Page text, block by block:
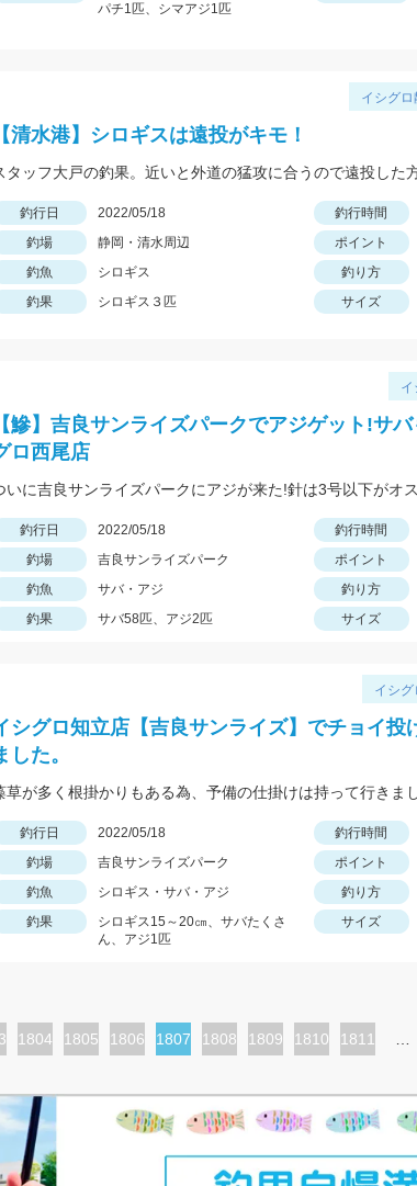
パチ1匹、シマアジ1匹
イシグ
【清水港】シロギスは遠投がキモ！
釣行日 2022/05/18 釣行時間
釣場
静岡・清水周辺
ポイント
釣魚
シロギス 釣り方
釣果
シロギス３匹 サイズ
イ
【鰺】吉良サンライズパークでアジゲット!サ
ロ西尾店
釣行日 2022/05/18 釣行時間
釣場
吉良サンライズパーク
ポイント
釣魚
サバ・アジ 釣り方
釣果
サバ58匹、アジ2匹 サイズ
イシ
シグロ知立店【吉良サンライズ】でチョイ投
した。
釣行日 2022/05/18 釣行時間
釣場
吉良サンライズパーク
ポイント
釣魚
シロギス・サバ・アジ 釣り方
釣果
シロギス15～20㎝、サバたくさ
ん、アジ1匹
サイズ
ペ
ジ
1804
ペ
1805
ペ
1806
カ
ト
1807
ペ
1808
ペ
1809
ペ
1810
ペ
1811